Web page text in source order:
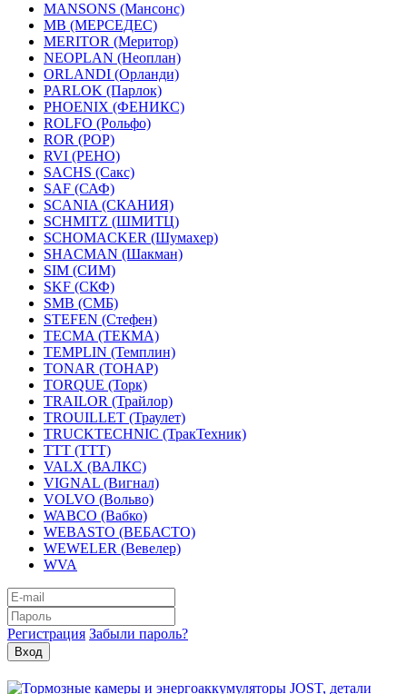
MANSONS (Мансонс)
MB (МЕРСЕДЕС)
MERITOR (Меритор)
NEOPLAN (Неоплан)
ORLANDI (Орланди)
PARLOK (Парлок)
PHOENIX (ФЕНИКС)
ROLFO (Рольфо)
ROR (РОР)
RVI (РЕНО)
SACHS (Сакс)
SAF (САФ)
SCANIA (СКАНИЯ)
SCHMITZ (ШМИТЦ)
SCHOMACKER (Шумахер)
SHACMAN (Шакман)
SIM (СИМ)
SKF (СКФ)
SMB (СМБ)
STEFEN (Стефен)
TECMA (ТЕКМА)
TEMPLIN (Темплин)
TONAR (ТОНАР)
TORQUE (Торк)
TRAILOR (Трайлор)
TROUILLET (Траулет)
TRUCKTECHNIC (ТракТехник)
TTT (ТТТ)
VALX (ВАЛКС)
VIGNAL (Вигнал)
VOLVO (Вольво)
WABCO (Вабко)
WEBASTO (ВЕБАСТО)
WEWELER (Вевелер)
WVA
Регистрация Забыли пароль?